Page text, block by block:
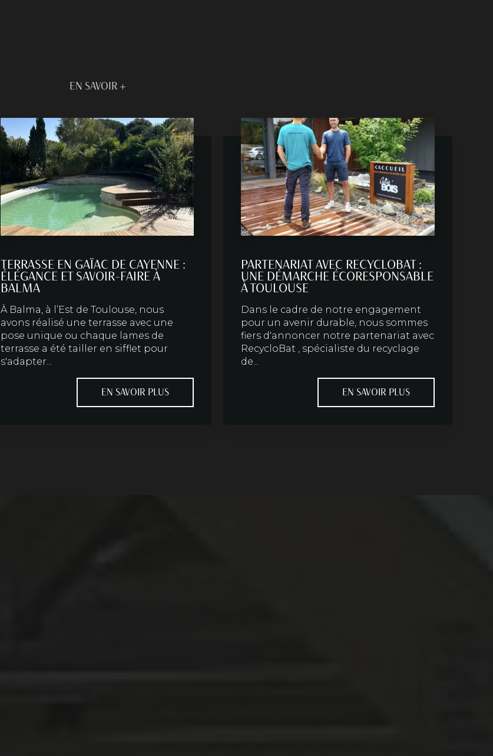
EN SAVOIR +
TERRASSE EN GAÏAC DE CAYENNE :
ÉLÉGANCE ET SAVOIR-FAIRE À
BALMA
À Balma, à l’Est de Toulouse, nous
avons réalisé une terrasse avec une
pose unique ou chaque lames de
terrasse a été tailler en sifflet pour
s'adapter...
EN SAVOIR PLUS
PARTENARIAT AVEC RECYCLOBAT :
UNE DÉMARCHE ÉCORESPONSABLE
À TOULOUSE
Dans le cadre de notre engagement
pour un avenir durable, nous sommes
fiers d'annoncer notre partenariat avec
RecycloBat , spécialiste du recyclage
de...
EN SAVOIR PLUS